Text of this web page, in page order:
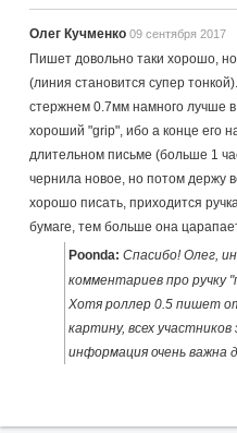
Олег Кучменко 09 сентября 2017
Пишет довольно таки хорошо,
(линия становится супер
стержнем 0.7мм намного лучше
хороший "grip", ибо а конце его
длительном письме (больше 1
чернила новое, но потом держу
хорошо писать, приходится
бумаге, тем больше она
Poonda: Спасибо! Олег,
комментариев про ручку
Хотя роллер 0.5 пишет
картину, всех
информация очень важна